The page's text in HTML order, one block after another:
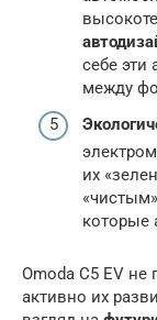
себе эти
между
их
которые
Omoda C5 EV не
активно их